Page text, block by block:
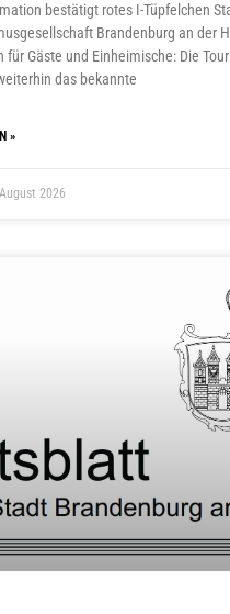
bestätigt rotes I-Tüpfelchen
Brandenburg an der
für Gäste und Einheimische: Die
das bekannte
»
2026